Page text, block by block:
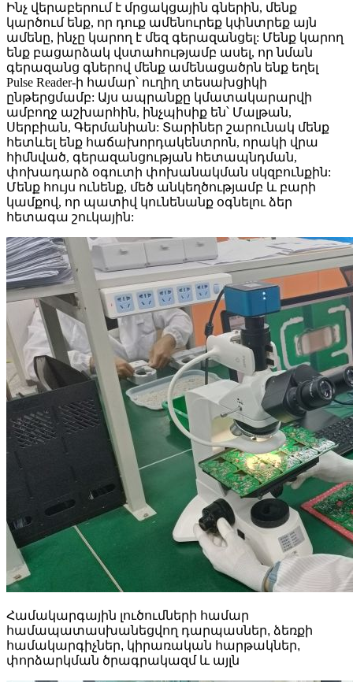
Ինչ վերաբերում է մրցակցային գներին, մենք
կարծում ենք, որ դուք ամենուրեք կփնտրեք այն
ամենը, ինչը կարող է մեզ գերազանցել: Մենք կարող
ենք բացարձակ վստահությամբ ասել, որ նման
գերազանց գներով մենք ամենացածրն ենք եղել
Pulse Reader-ի համար՝ ուղիղ տեսախցիկի
ընթերցմամբ: Այս ապրանքը կմատակարարվի
ամբողջ աշխարհին, ինչպիսիք են՝ Մալթան,
Սերբիան, Գերմանիան: Տարիներ շարունակ մենք
հետևել ենք հաճախորդակենտրոն, որակի վրա
հիմնված, գերազանցության հետապնդման,
փոխադարձ օգուտի փոխանակման սկզբունքին:
Մենք հույս ունենք, մեծ անկեղծությամբ և բարի
կամքով, որ պատիվ կունենանք օգնելու ձեր
հետագա շուկային:
Համակարգային լուծումների համար
համապատասխանեցվող դարպասներ, ձեռքի
համակարգիչներ, կիրառական հարթակներ,
փորձարկման ծրագրակազմ և այլն